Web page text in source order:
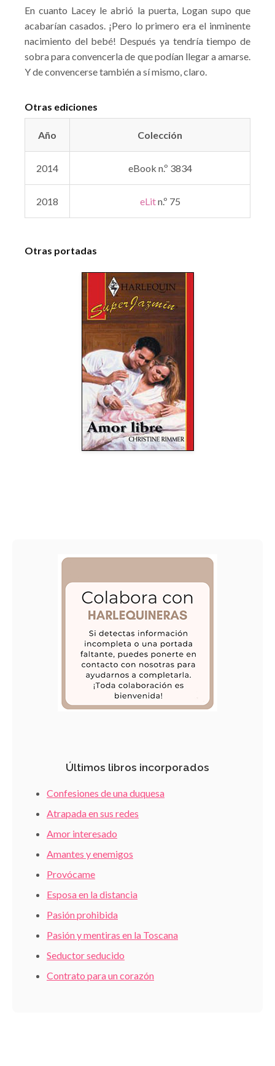
En cuanto Lacey le abrió la puerta, Logan supo que
acabarían casados. ¡Pero lo primero era el inminente
nacimiento del bebé! Después ya tendría tiempo de
sobra para convencerla de que podían llegar a amarse.
Y de convencerse también a sí mismo, claro.
Otras ediciones
Año Colección
2014 eBook n.º 3834
2018 eLitn.º 75
Otras portadas
Últimos libros incorporados
Confesiones de una duquesa
Atrapada en sus redes
Amor interesado
Amantes y enemigos
Provócame
Esposa en la distancia
Pasión prohibida
Pasión y mentiras en la Toscana
Seductor seducido
Contrato para un corazón